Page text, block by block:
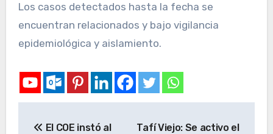
Los casos detectados hasta la fecha se
encuentran relacionados y bajo vigilancia
epidemiológica y aislamiento.
El COE instó al
Tafí Viejo: Se activo el